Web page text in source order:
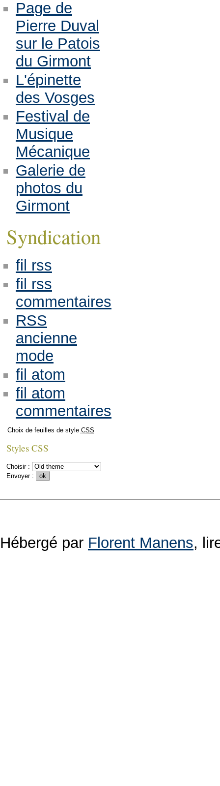
Page de
Pierre Duval
sur le Patois
du Girmont
L'épinette
des Vosges
Festival de
Musique
Mécanique
Galerie de
photos du
Girmont
Syndication
fil rss
fil rss
commentaires
RSS
ancienne
mode
fil atom
fil atom
commentaires
Choix de feuilles de style CSS
Styles CSS
Choisir :
Envoyer :
Hébergé par Florent Manens,